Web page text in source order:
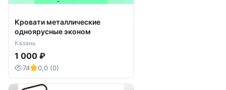
Кровати металлические
одноярусные эконом
Казань
1 000 ₽
74 0,0 (0)